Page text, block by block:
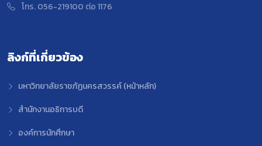
โทร. 056-219100 ต่อ 1176
ลิงก์ที่เกี่ยวข้อง
มหาวิทยาลัยราชภัฏนครสวรรค์ (หน้าหลัก)
สำนักงานอธิการบดี
องค์การนักศึกษา